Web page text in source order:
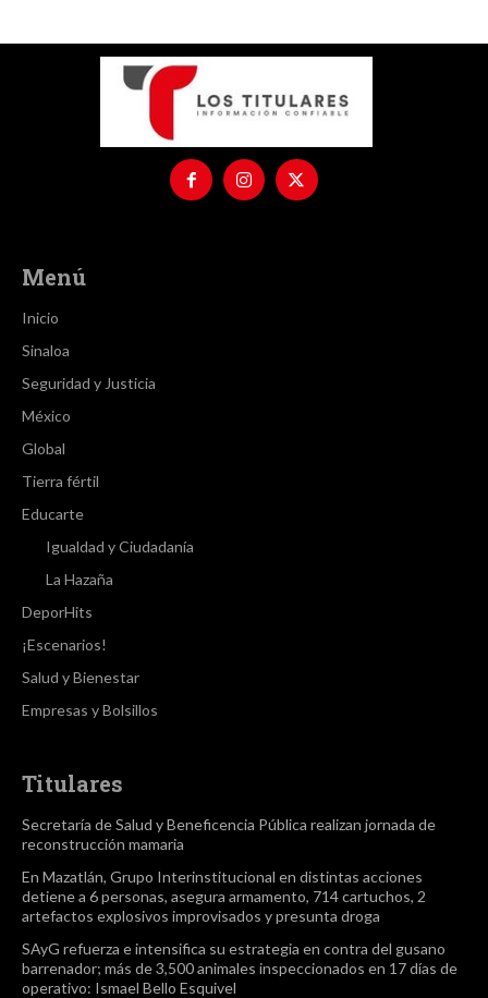
Menú
Inicio
Sinaloa
Seguridad y Justicia
México
Global
Tierra fértil
Educarte
Igualdad y Ciudadanía
La Hazaña
DeporHits
¡Escenarios!
Salud y Bienestar
Empresas y Bolsillos
Titulares
Secretaría de Salud y Beneficencia Pública realizan jornada de
reconstrucción mamaria
En Mazatlán, Grupo Interinstitucional en distintas acciones
detiene a 6 personas, asegura armamento, 714 cartuchos, 2
artefactos explosivos improvisados y presunta droga
SAyG refuerza e intensifica su estrategia en contra del gusano
barrenador; más de 3,500 animales inspeccionados en 17 días de
operativo: Ismael Bello Esquivel